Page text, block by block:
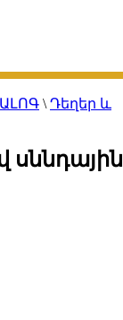
\ Դեղեր և